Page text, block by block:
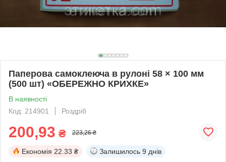
Паперова самоклеюча в рулоні 58 × 100 мм
(500 шт) «ОБЕРЕЖНО КРИХКЕ»
В наявності
Код: 214901
Роздріб
200,93 ₴ 223,26 ₴
Економія 22.33 ₴ Залишилось 9 днів